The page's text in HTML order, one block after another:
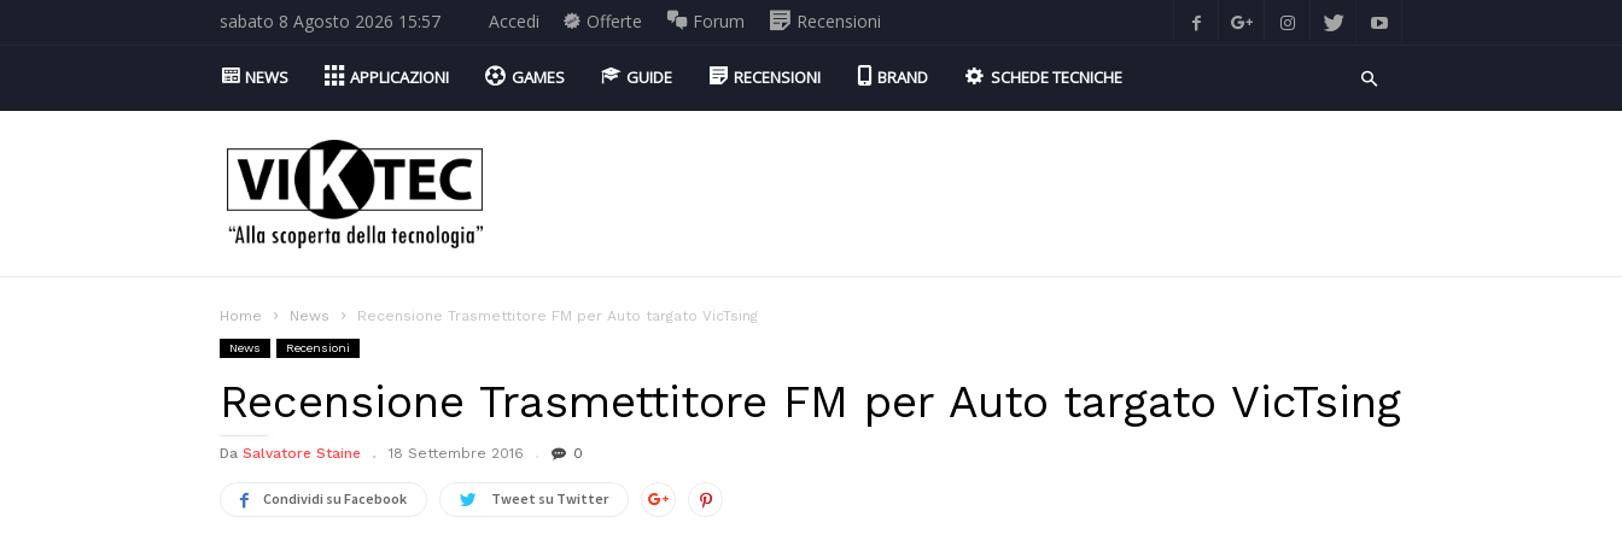
sabato 8 Agosto 2026 15:57 Accedi Offerte Forum Recensioni
NEWS APPLICAZIONI GAMES GUIDE RECENSIONI BRAND SCHEDE TECNICHE
Viktec.net
Home News Recensione Trasmettitore FM per Auto targato VicTsing
News Recensioni
Recensione Trasmettitore FM per Auto targato VicTsing
Da Salvatore Staine 18 Settembre 2016 0
Condividi su Facebook Tweet su Twitter